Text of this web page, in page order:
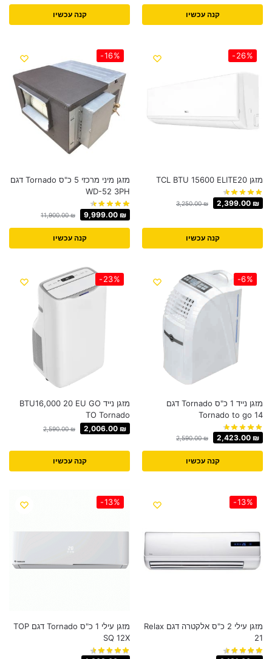
קנה עכשיו קנה עכשיו
-26%
מזגן TCL BTU 15600 ELITE20
3,250.00₪ 2,399.00 ₪
קנה עכשיו
-16%
מזגן מיני מרכזי 5 כ"ס Tornado דגם
WD-52 3PH
11,900.00₪ 9,999.00 ₪
קנה עכשיו
-6%
מזגן נייד 1 כ"ס Tornado דגם
Tornado to go 14
2,590.00₪ 2,423.00 ₪
קנה עכשיו
-23%
מזגן נייד BTU16,000 20 EU GO
TO Tornado
2,590.00₪ 2,006.00 ₪
קנה עכשיו
-13%
מזגן עילי 2 כ"ס אלקטרה דגם Relax
21
-13%
מזגן עילי 1 כ"ס Tornado דגם TOP
SQ 12X